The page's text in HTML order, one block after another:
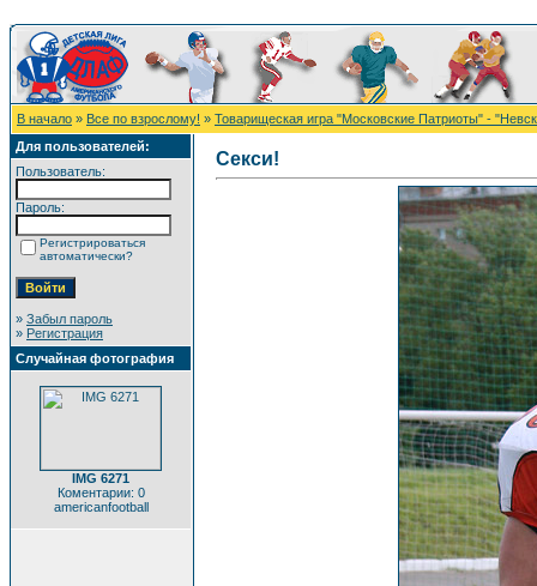
В начало » Все по взрослому! » Товарищеская игра "Московские Патриоты" -
Для пользователей:
Пользователь:
Пароль:
Регистрироваться
автоматически?
» Забыл пароль
» Регистрация
Случайная фотография
IMG 6271
Коментарии: 0
americanfootball
Секси!